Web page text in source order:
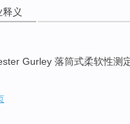
释义
Gurley 落筒式柔软性测